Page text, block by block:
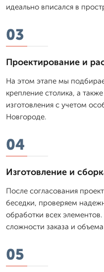
идеально вписался в
03
Проектирование и
На этом этапе мы
крепление столика, а
изготовления с учетом
Новгороде.
04
Изготовление и
После согласования
беседки, проверяем
обработки всех
сложности заказа и
05